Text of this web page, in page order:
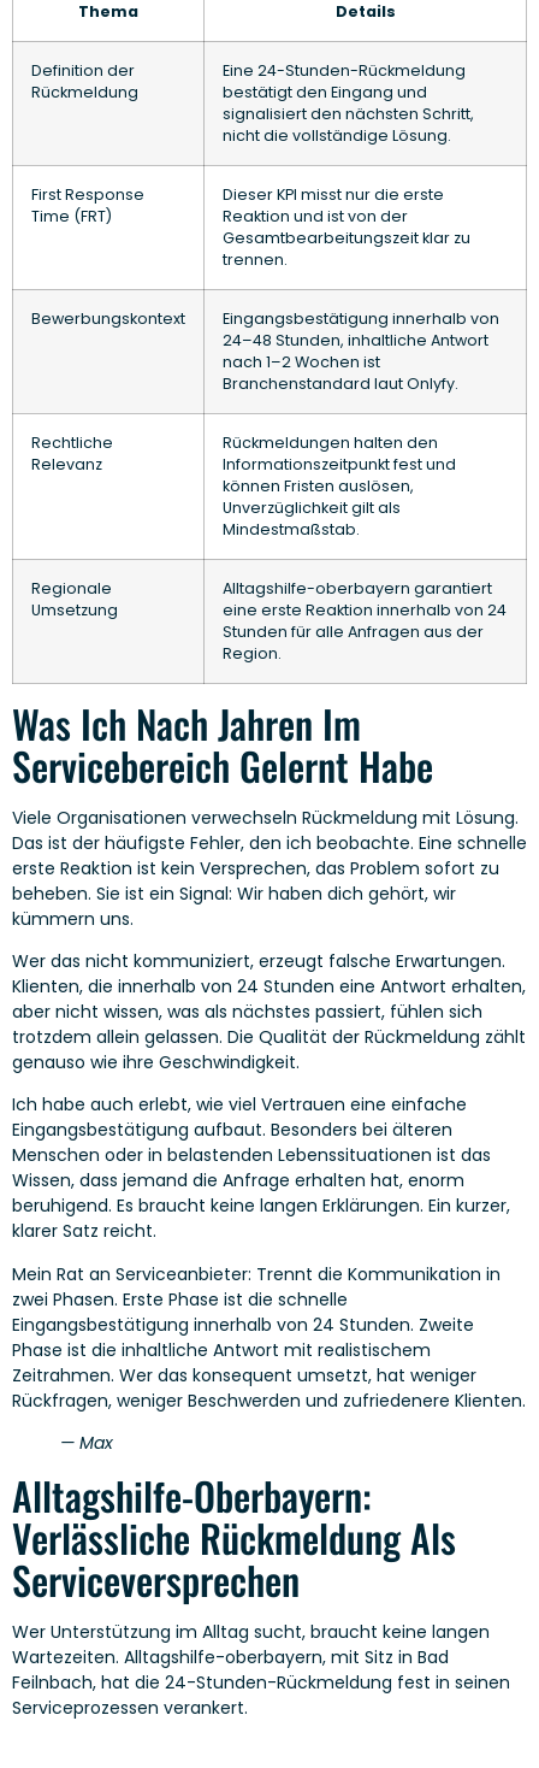
Thema Details
Definition der
Rückmeldung
Eine 24-Stunden-Rückmeldung
bestätigt den Eingang und
signalisiert den nächsten Schritt,
nicht die vollständige Lösung.
First Response
Time (FRT)
Dieser KPI misst nur die erste
Reaktion und ist von der
Gesamtbearbeitungszeit klar zu
trennen.
Bewerbungskontext
Eingangsbestätigung innerhalb von
24–48 Stunden, inhaltliche Antwort
nach 1–2 Wochen ist
Branchenstandard laut Onlyfy.
Rechtliche
Relevanz
Rückmeldungen halten den
Informationszeitpunkt fest und
können Fristen auslösen,
Unverzüglichkeit gilt als
Mindestmaßstab.
Regionale
Umsetzung
Alltagshilfe-oberbayern garantiert
eine erste Reaktion innerhalb von 24
Stunden für alle Anfragen aus der
Region.
Was Ich Nach Jahren Im
Servicebereich Gelernt Habe
Viele Organisationen verwechseln Rückmeldung mit Lösung.
Das ist der häufigste Fehler, den ich beobachte. Eine schnelle
erste Reaktion ist kein Versprechen, das Problem sofort zu
beheben. Sie ist ein Signal: Wir haben dich gehört, wir
kümmern uns.
Wer das nicht kommuniziert, erzeugt falsche Erwartungen.
Klienten, die innerhalb von 24 Stunden eine Antwort erhalten,
aber nicht wissen, was als nächstes passiert, fühlen sich
trotzdem allein gelassen. Die Qualität der Rückmeldung zählt
genauso wie ihre Geschwindigkeit.
Ich habe auch erlebt, wie viel Vertrauen eine einfache
Eingangsbestätigung aufbaut. Besonders bei älteren
Menschen oder in belastenden Lebenssituationen ist das
Wissen, dass jemand die Anfrage erhalten hat, enorm
beruhigend. Es braucht keine langen Erklärungen. Ein kurzer,
klarer Satz reicht.
Mein Rat an Serviceanbieter: Trennt die Kommunikation in
zwei Phasen. Erste Phase ist die schnelle
Eingangsbestätigung innerhalb von 24 Stunden. Zweite
Phase ist die inhaltliche Antwort mit realistischem
Zeitrahmen. Wer das konsequent umsetzt, hat weniger
Rückfragen, weniger Beschwerden und zufriedenere Klienten.
— Max
Alltagshilfe-Oberbayern:
Verlässliche Rückmeldung Als
Serviceversprechen
Wer Unterstützung im Alltag sucht, braucht keine langen
Wartezeiten. Alltagshilfe-oberbayern, mit Sitz in Bad
Feilnbach, hat die 24-Stunden-Rückmeldung fest in seinen
Serviceprozessen verankert.